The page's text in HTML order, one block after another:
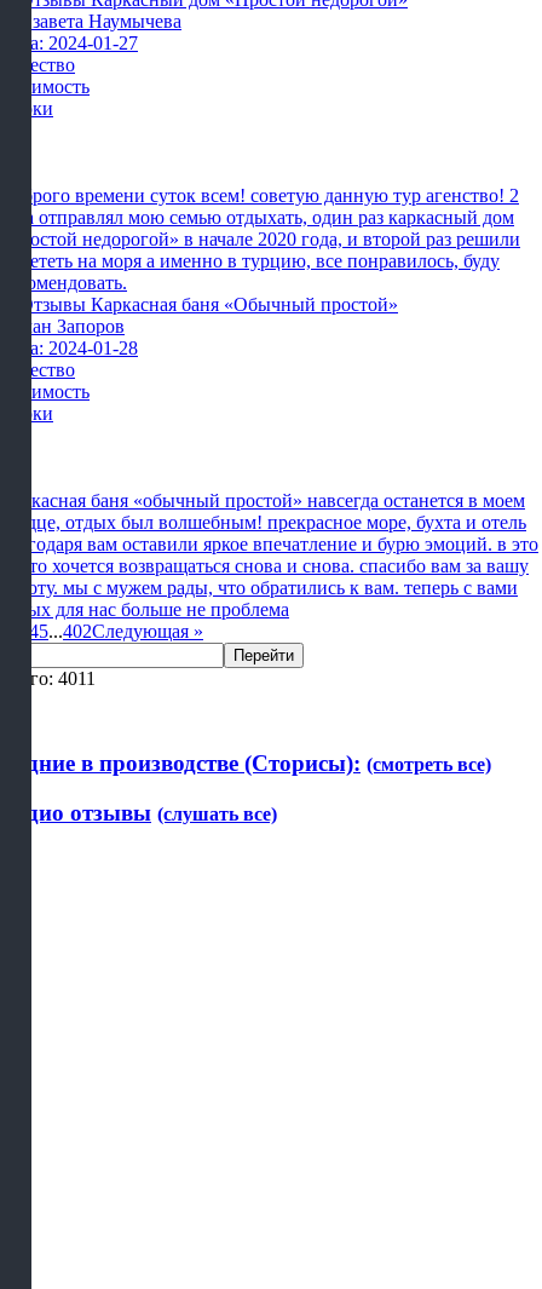
Елизавета Наумычева
Дата: 2024-01-27
Качество
Стоимость
Сроки
Доброго времени суток всем! советую данную тур агенство! 2
раза отправлял мою семью отдыхать, один раз каркасный дом
«простой недорогой» в начале 2020 года, и второй раз решили
полететь на моря а именно в турцию, все понравилось, буду
рекомендовать.
Роман Запоров
Дата: 2024-01-28
Качество
Стоимость
Сроки
Каркасная баня «обычный простой» навсегда останется в моем
сердце, отдых был волшебным! прекрасное море, бухта и отель
благодаря вам оставили яркое впечатление и бурю эмоций. в это
место хочется возвращаться снова и снова. спасибо вам за вашу
работу. мы с мужем рады, что обратились к вам. теперь с вами
отдых для нас больше не проблема
45...402Следующая »
Перейти
Всего: 4011
Будние в производстве (Сторисы): (смотреть все)
Аудио отзывы (слушать все)